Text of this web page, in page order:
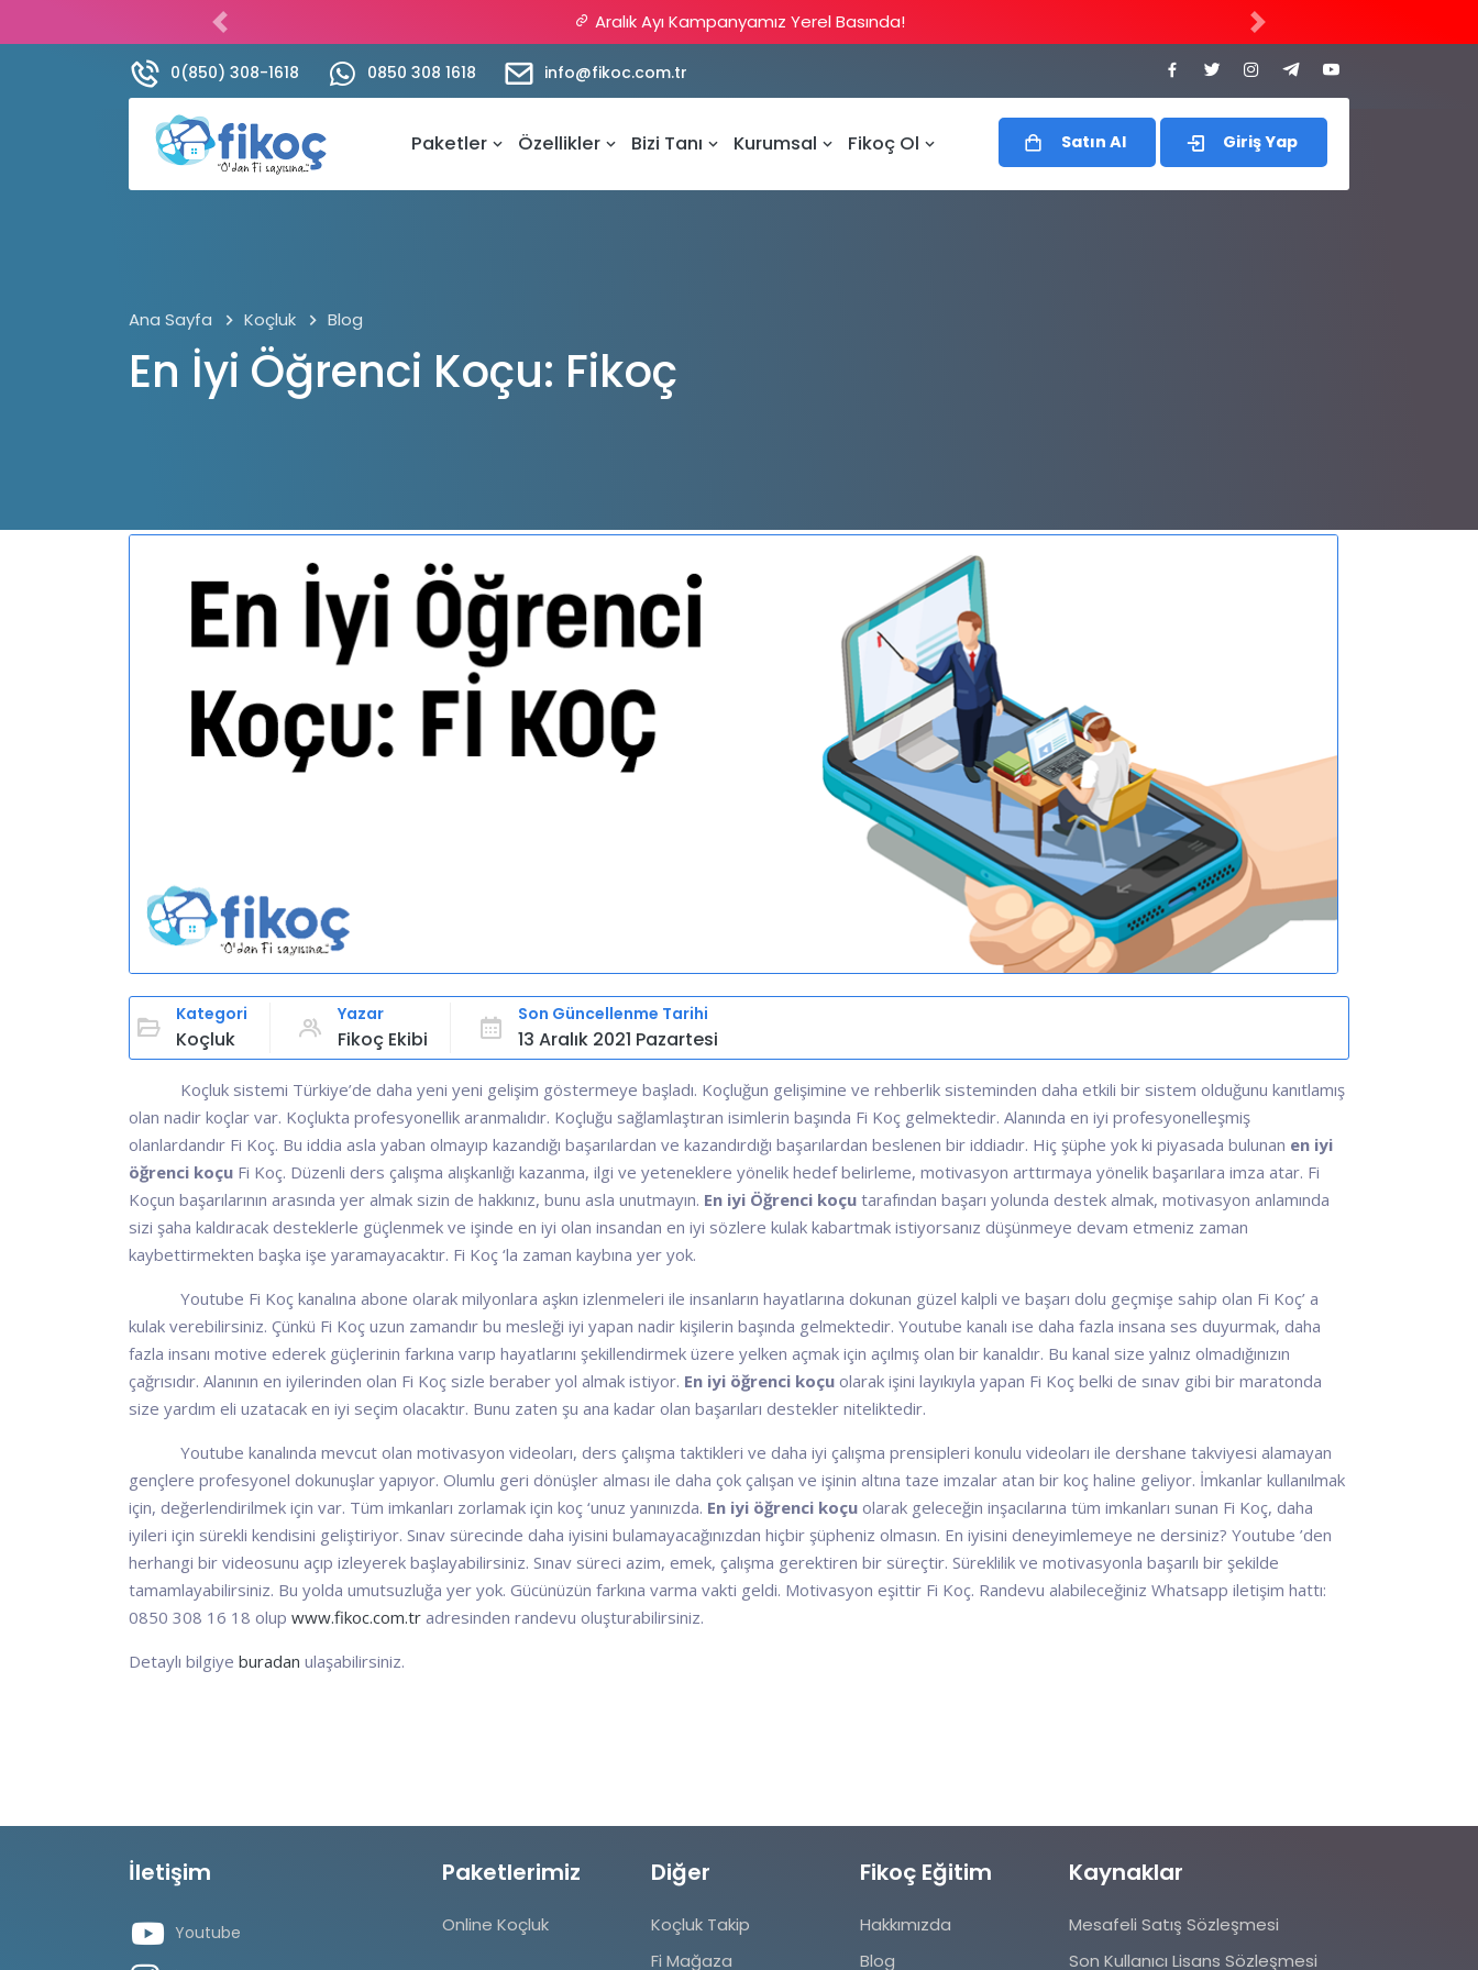
Aralık Ayı Kampanyamız Yerel Basında!
Previous İleri
0(850) 308-1618 0850 308 1618 info@fikoc.com.tr
Paketler Özellikler Bizi Tanı Kurumsal Fikoç Ol Satın Al Giriş Yap
Ana Sayfa Koçluk Blog
En İyi Öğrenci Koçu: Fikoç
Kategori
Koçluk
Yazar
Fikoç Ekibi
Son Güncellenme Tarihi
13 Aralık 2021 Pazartesi
Koçluk sistemi Türkiye’de daha yeni yeni gelişim göstermeye başladı. Koçluğun gelişimine ve rehberlik sisteminden daha etkili bir sistem olduğunu kanıtlamış
olan nadir koçlar var. Koçlukta profesyonellik aranmalıdır. Koçluğu sağlamlaştıran isimlerin başında Fi Koç gelmektedir. Alanında en iyi profesyonelleşmiş
olanlardandır Fi Koç. Bu iddia asla yaban olmayıp kazandığı başarılardan ve kazandırdığı başarılardan beslenen bir iddiadır. Hiç şüphe yok ki piyasada bulunan en iyi
öğrenci koçu Fi Koç. Düzenli ders çalışma alışkanlığı kazanma, ilgi ve yeteneklere yönelik hedef belirleme, motivasyon arttırmaya yönelik başarılara imza atar. Fi
Koçun başarılarının arasında yer almak sizin de hakkınız, bunu asla unutmayın. En iyi Öğrenci koçu tarafından başarı yolunda destek almak, motivasyon anlamında
sizi şaha kaldıracak desteklerle güçlenmek ve işinde en iyi olan insandan en iyi sözlere kulak kabartmak istiyorsanız düşünmeye devam etmeniz zaman
kaybettirmekten başka işe yaramayacaktır. Fi Koç ‘la zaman kaybına yer yok.
Youtube Fi Koç kanalına abone olarak milyonlara aşkın izlenmeleri ile insanların hayatlarına dokunan güzel kalpli ve başarı dolu geçmişe sahip olan Fi Koç’ a
kulak verebilirsiniz. Çünkü Fi Koç uzun zamandır bu mesleği iyi yapan nadir kişilerin başında gelmektedir. Youtube kanalı ise daha fazla insana ses duyurmak, daha
fazla insanı motive ederek güçlerinin farkına varıp hayatlarını şekillendirmek üzere yelken açmak için açılmış olan bir kanaldır. Bu kanal size yalnız olmadığınızın
çağrısıdır. Alanının en iyilerinden olan Fi Koç sizle beraber yol almak istiyor. En iyi öğrenci koçu olarak işini layıkıyla yapan Fi Koç belki de sınav gibi bir maratonda
size yardım eli uzatacak en iyi seçim olacaktır. Bunu zaten şu ana kadar olan başarıları destekler niteliktedir.
Youtube kanalında mevcut olan motivasyon videoları, ders çalışma taktikleri ve daha iyi çalışma prensipleri konulu videoları ile dershane takviyesi alamayan
gençlere profesyonel dokunuşlar yapıyor. Olumlu geri dönüşler alması ile daha çok çalışan ve işinin altına taze imzalar atan bir koç haline geliyor. İmkanlar kullanılmak
için, değerlendirilmek için var. Tüm imkanları zorlamak için koç ‘unuz yanınızda. En iyi öğrenci koçu olarak geleceğin inşacılarına tüm imkanları sunan Fi Koç, daha
iyileri için sürekli kendisini geliştiriyor. Sınav sürecinde daha iyisini bulamayacağınızdan hiçbir şüpheniz olmasın. En iyisini deneyimlemeye ne dersiniz? Youtube ’den
herhangi bir videosunu açıp izleyerek başlayabilirsiniz. Sınav süreci azim, emek, çalışma gerektiren bir süreçtir. Süreklilik ve motivasyonla başarılı bir şekilde
tamamlayabilirsiniz. Bu yolda umutsuzluğa yer yok. Gücünüzün farkına varma vakti geldi. Motivasyon eşittir Fi Koç. Randevu alabileceğiniz Whatsapp iletişim hattı:
0850 308 16 18 olup www.fikoc.com.tr adresinden randevu oluşturabilirsiniz.
Detaylı bilgiye buradan ulaşabilirsiniz.
İletişim
Youtube
Paketlerimiz
Online Koçluk
Diğer
Koçluk Takip
Fi Mağaza
Fikoç Eğitim
Hakkımızda
Blog
Kaynaklar
Mesafeli Satış Sözleşmesi
Son Kullanıcı Lisans Sözleşmesi